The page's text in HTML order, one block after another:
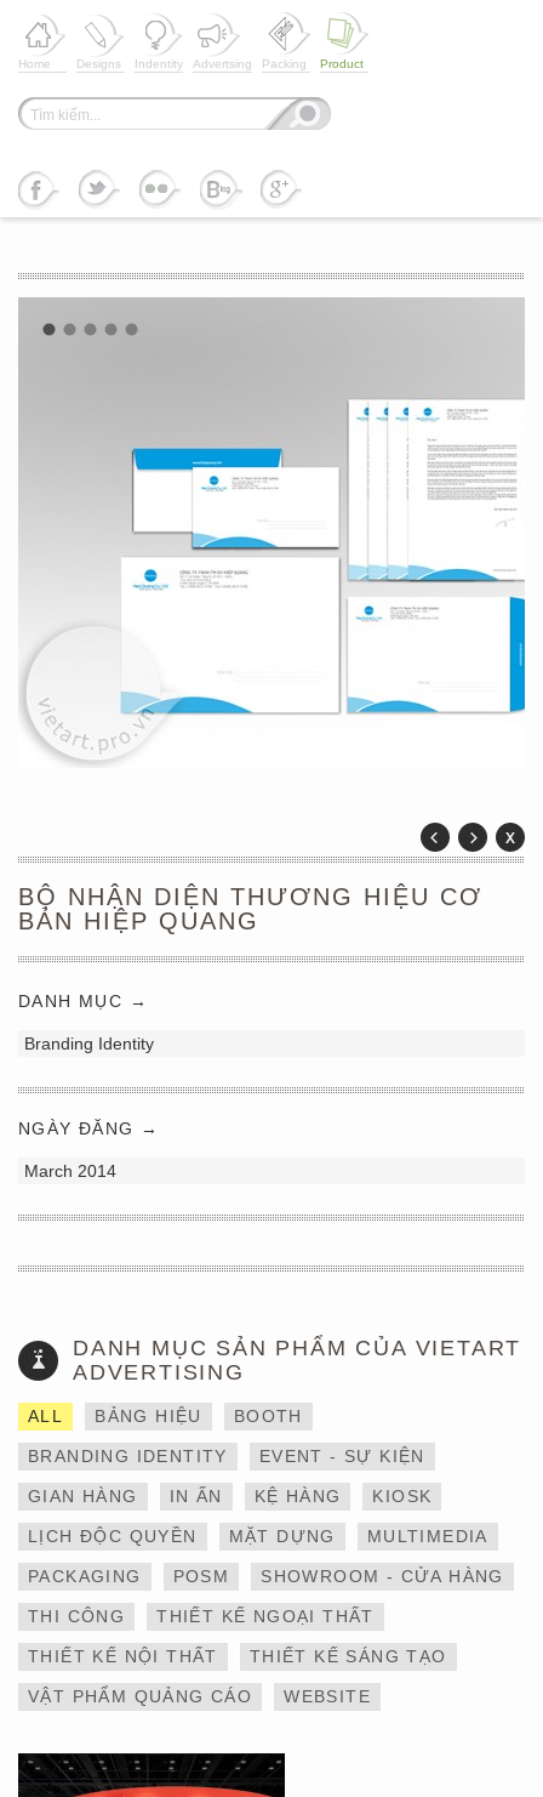
Home Designs Indentity Advertsing Packing Product
BỘ NHẬN DIỆN THƯƠNG HIỆU CƠ
BẢN HIỆP QUANG
DANH MỤC →
Branding Identity
NGÀY ĐĂNG →
March 2014
DANH MỤC SẢN PHẨM CỦA VIETART
ADVERTISING
ALL BẢNG HIỆU BOOTH
BRANDING IDENTITY EVENT - SỰ KIỆN
GIAN HÀNG IN ẤN KỆ HÀNG KIOSK
LỊCH ĐỘC QUYỀN MẶT DỰNG MULTIMEDIA
PACKAGING POSM SHOWROOM - CỬA HÀNG
THI CÔNG THIẾT KẾ NGOẠI THẤT
THIẾT KẾ NỘI THẤT THIẾT KẾ SÁNG TẠO
VẬT PHẨM QUẢNG CÁO WEBSITE
THIẾT KẾ VÀ THI CÔNG
GIAN HÀNG 6×9 TẠI
TRIỂN LÃM IBTE 2024 –
TỐI ƯU KHÔNG GIAN,
GIA TĂNG GIÁ TRỊ
THƯƠNG HIỆU